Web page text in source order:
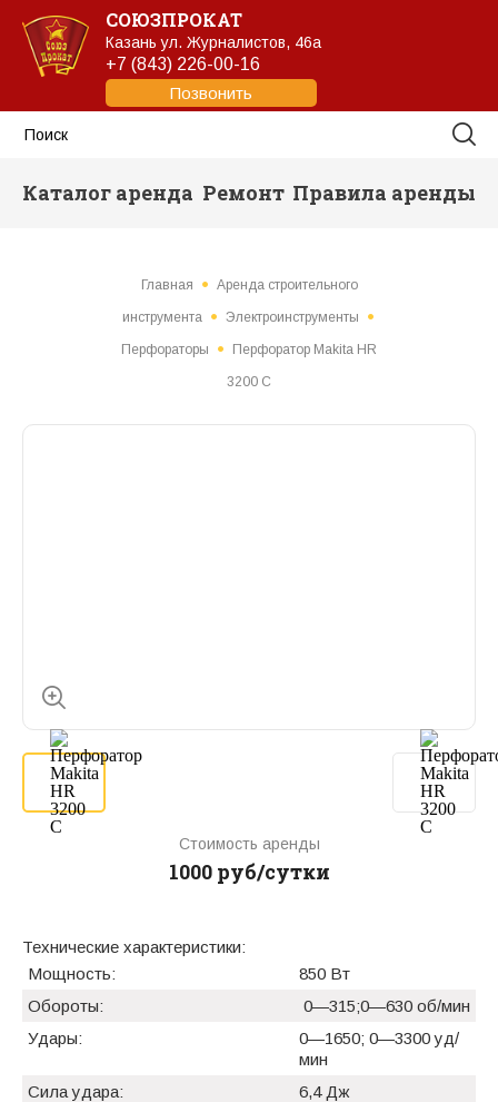
СОЮЗПРОКАТ
Казань ул. Журналистов, 46а
+7 (843) 226-00-16
Позвонить
Каталог аренда Ремонт Правила аренды
Главная Аренда строительного
инструмента Электроинструменты
Перфораторы Перфоратор Makita HR
3200 C
Стоимость аренды
1000 руб/сутки
Технические характеристики:
Мощность:
850 Вт
Обороты:
0—315;0—630 об/мин
Удары:
0—1650; 0—3300 уд/
мин
Сила удара:
6,4 Дж